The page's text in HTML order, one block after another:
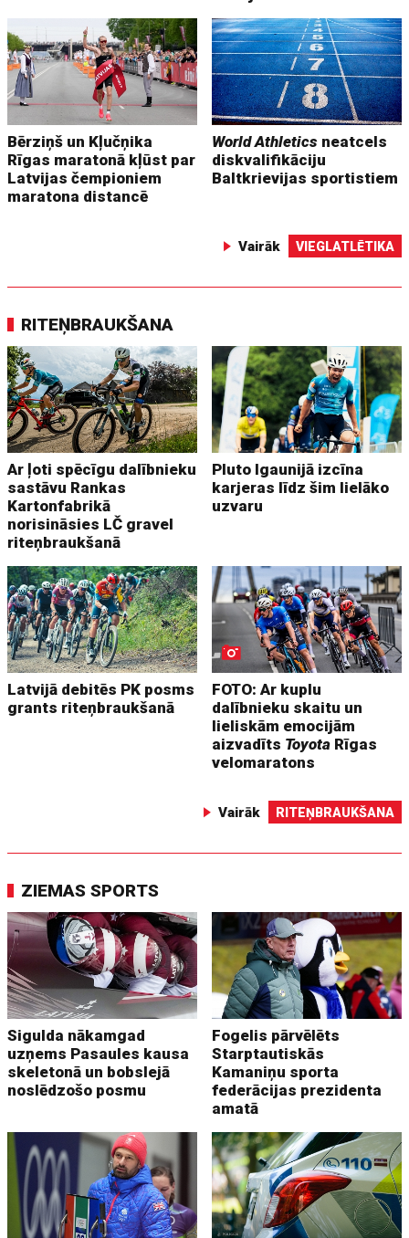
Bērziņš un Kļučņika
Rīgas maratonā kļūst par
Latvijas čempioniem
maratona distancē
World Athletics neatcels
diskvalifikāciju
Baltkrievijas sportistiem
Vairāk VIEGLATLĒTIKA
RITEŅBRAUKŠANA
Ar ļoti spēcīgu dalībnieku
sastāvu Rankas
Kartonfabrikā
norisināsies LČ gravel
riteņbraukšanā
Pluto Igaunijā izcīna
karjeras līdz šim lielāko
uzvaru
Latvijā debitēs PK posms
grants riteņbraukšanā
FOTO: Ar kuplu
dalībnieku skaitu un
lieliskām emocijām
aizvadīts Toyota Rīgas
velomaratons
Vairāk RITEŅBRAUKŠANA
ZIEMAS SPORTS
Sigulda nākamgad
uzņems Pasaules kausa
skeletonā un bobslejā
noslēdzošo posmu
Fogelis pārvēlēts
Starptautiskās
Kamaniņu sporta
federācijas prezidenta
amatā